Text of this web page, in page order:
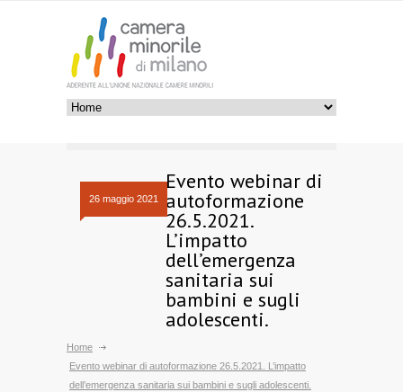
Evento webinar di
autoformazione
26.5.2021.
L’impatto
dell’emergenza
sanitaria sui
bambini e sugli
adolescenti.
Home
Evento webinar di autoformazione 26.5.2021. L’impatto
dell’emergenza sanitaria sui bambini e sugli adolescenti.
26 maggio 2021